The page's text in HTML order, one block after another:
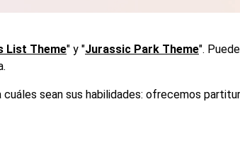
List Theme" y "Jurassic Park Theme".
sean sus habilidades: ofrecemos